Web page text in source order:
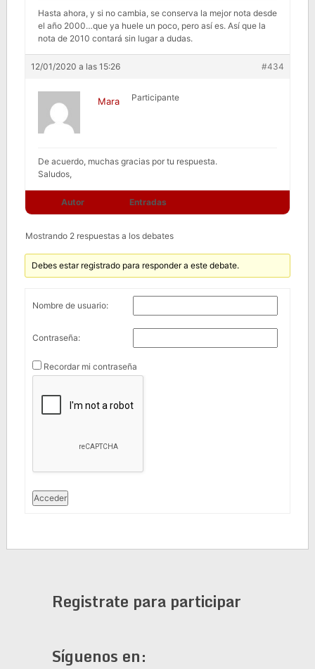
Hasta ahora, y si no cambia, se conserva la mejor nota desde
el año 2000…que ya huele un poco, pero así es. Así que la
nota de 2010 contará sin lugar a dudas.
12/01/2020 a las 15:26 #434
Mara Participante
De acuerdo, muchas gracias por tu respuesta.
Saludos,
Autor Entradas
Mostrando 2 respuestas a los debates
Debes estar registrado para responder a este debate.
Nombre de usuario:
Contraseña:
Recordar mi contraseña
Acceder
Registrate para participar
Síguenos en: